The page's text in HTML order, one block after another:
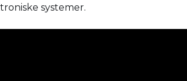
systemer.